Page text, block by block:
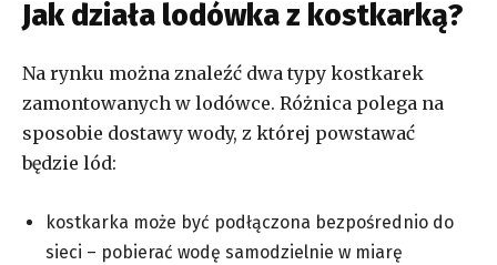
Jak działa lodówka z kostkarką?
Na rynku można znaleźć dwa typy kostkarek
zamontowanych w lodówce. Różnica polega na
sposobie dostawy wody, z której powstawać
będzie lód:
kostkarka może być podłączona bezpośrednio do
sieci – pobierać wodę samodzielnie w miarę